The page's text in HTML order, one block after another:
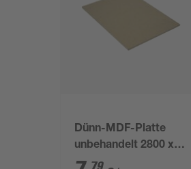
Dünn-MDF-Platte
unbehandelt 2800 x
2070 x 5 mm